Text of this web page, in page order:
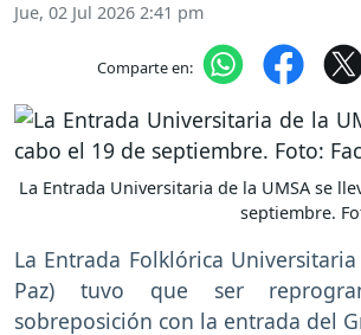
Jue, 02 Jul 2026 2:41 pm
Comparte en:
La Entrada Universitaria de la UMSA se
septiembre.
La Entrada Folklórica
Paz) tuvo que ser
sobreposición con la entrada del